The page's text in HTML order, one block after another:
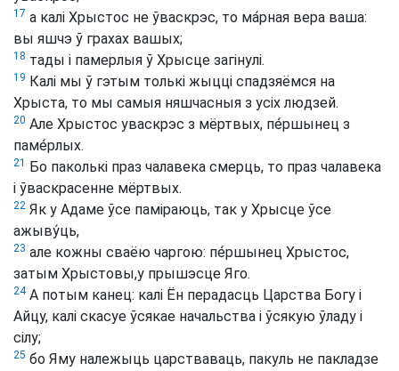
17 а калі Хрыстос не ўваскрэс, то ма́рная вера ваша:
вы яшчэ ў грахах вашых;
18 тады і памерлыя ў Хрысце загінулі.
19 Калі мы ў гэтым толькі жыцці спадзяёмся на
Хрыста, то мы самыя няшчасныя з усіх людзей.
20 Але Хрыстос уваскрэс з мёртвых, пе́ршынец з
паме́рлых.
21
Бо паколькі праз чалавека смерць, то праз чалавека
і ўваскрасенне мёртвых.
22 Як у Адаме ўсе паміраюць, так у Хрысце ўсе
ажыву́ць,
23 але кожны сваёю чаргою: пе́ршынец Хрыстос,
затым Хрыстовы,у прышэсце Яго.
24А потым канец: калі Ён перадасць Царства Богу і
Айцу, калі скасуе ўсякае начальства і ўсякую ўладу і
сілу;
25 бо Яму належыць царстваваць, пакуль не пакладзе